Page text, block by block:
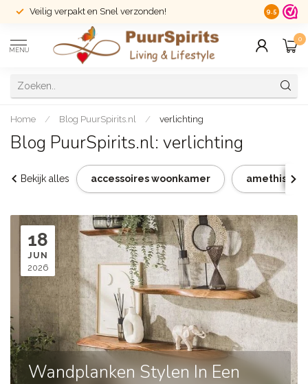
Veilig verpakt en Snel verzonden! 14 dagen
9.5
MENU
0
Home / Blog PuurSpirits.nl / verlichting
Blog PuurSpirits.nl: verlichting
Bekijk alles accessoires woonkamer amethist
18
JUN
2026
Wandplanken Stylen In Een